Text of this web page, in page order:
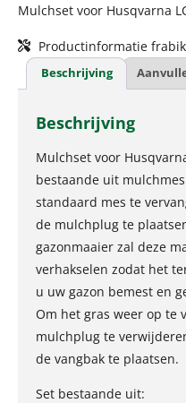
Mulchset voor Husqvarna
Productinformatie
Beschrijving
Beschrijving
Mulchset voor
bestaande uit
standaard mes te
de mulchplug te
gazonmaaier zal deze
verhakselen zodat het
u uw gazon bemest en
Om het gras weer op te
mulchplug te
de vangbak te plaatsen.
Set bestaande uit: